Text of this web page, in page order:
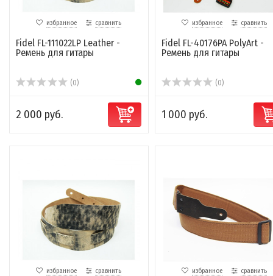
избранное сравнить
Fidel FL-111022LP Leather -
Ремень для гитары
(0)
2 000 руб.
избранное сравнить
Fidel FL-40176PA PolyArt -
Ремень для гитары
(0)
1 000 руб.
избранное сравнить избранное сравнить